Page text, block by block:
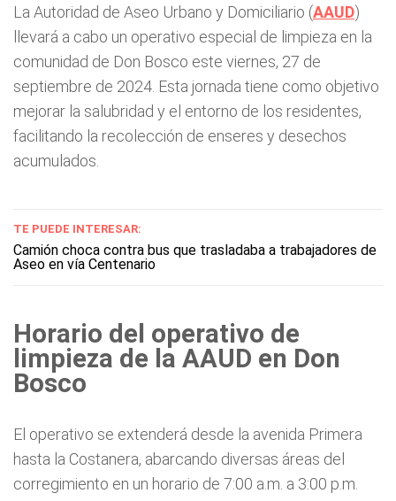
La Autoridad de Aseo Urbano y Domiciliario (AAUD)
llevará a cabo un operativo especial de limpieza en la
comunidad de Don Bosco este viernes, 27 de
septiembre de 2024. Esta jornada tiene como objetivo
mejorar la salubridad y el entorno de los residentes,
facilitando la recolección de enseres y desechos
acumulados.
TE PUEDE INTERESAR:
Camión choca contra bus que trasladaba a trabajadores de
Aseo en vía Centenario
Horario del operativo de
limpieza de la AAUD en Don
Bosco
El operativo se extenderá desde la avenida Primera
hasta la Costanera, abarcando diversas áreas del
corregimiento en un horario de 7:00 a.m. a 3:00 p.m.